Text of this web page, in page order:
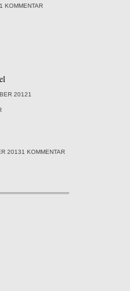
KOMMENTAR
20121
20131 KOMMENTAR